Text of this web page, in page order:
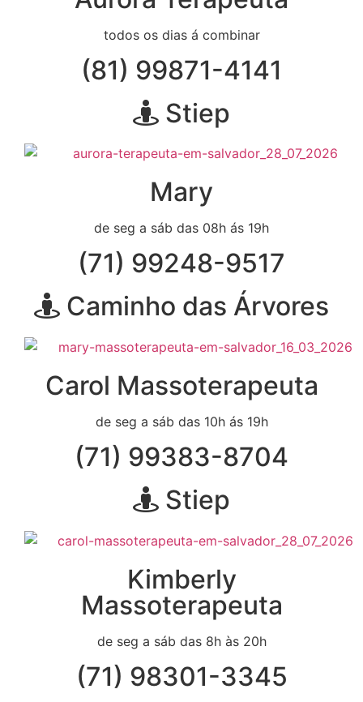
todos os dias á combinar
(81) 99871-4141
Stiep
Mary
de seg a sáb das 08h ás 19h
(71) 99248-9517
Caminho das Árvores
Carol Massoterapeuta
de seg a sáb das 10h ás 19h
(71) 99383-8704
Stiep
Kimberly
Massoterapeuta
de seg a sáb das 8h às 20h
(71) 98301-3345